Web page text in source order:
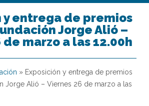
y entrega de premios
Jorge Alió –
marzo a las 12.00h
» Exposición y entrega de premios
Jorge Alió – Viernes 26 de marzo a las